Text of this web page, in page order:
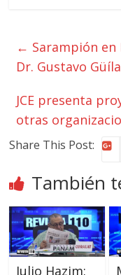
← Sarampión en
Dr. Gustavo
JCE presenta
otras
Share This Post:
También
Julio Hazim: